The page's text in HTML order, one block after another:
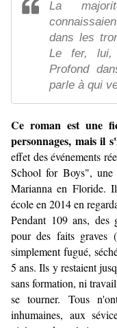
La
dans les
Le fer, lui,
Profond
parle à qui
Ce roman est une
personnages, mais il
effet des événements
School for Boys",
Marianna en Floride.
école en 2014 en
Pendant 109 ans, des
pour des faits graves
simplement fugué,
5 ans. Ils y restaient
sans formation, ni
se tourner. Tous
inhumaines, aux